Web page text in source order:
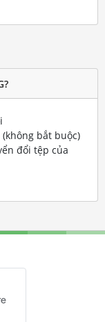
bắt buộc)
đổi tệp của